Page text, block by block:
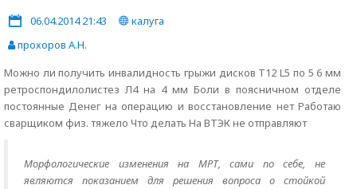
06.04.2014 21:43
калуга
прохоров А.Н.
Можно ли получить инвалидность грыжи дисков Т12 L5 по 5 6 мм
ретроспондилолистез Л4 на 4 мм Боли в поясничном отделе
постоянные Денег на операцию и восстановление нет Работаю
сварщиком физ. тяжело Что делать На ВТЭК не отправляют
Морфологические изменения на МРТ, сами по себе, не
являются показанием для решения вопроса о стойкой